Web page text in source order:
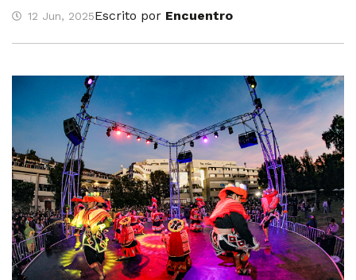
12 Jun, 2025Escrito por Encuentro